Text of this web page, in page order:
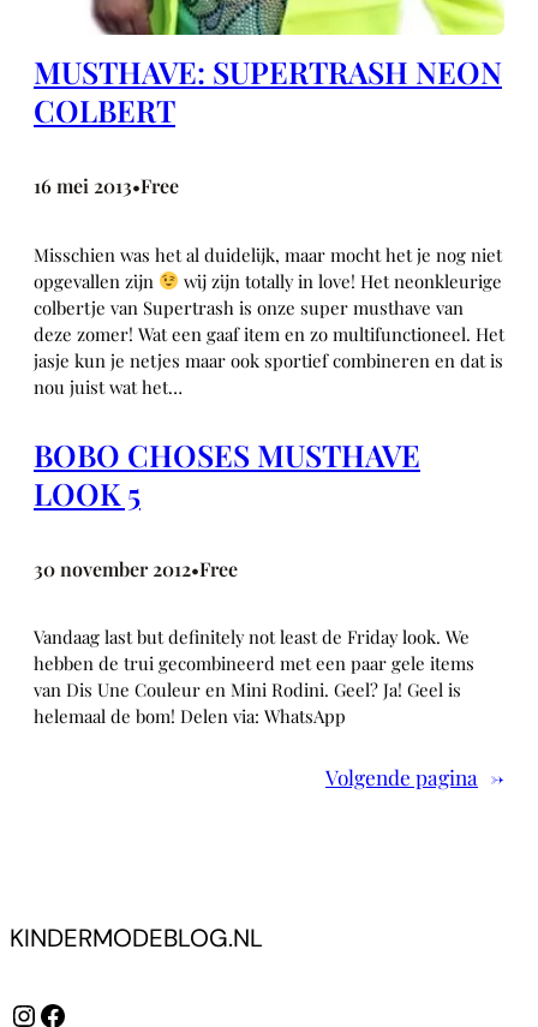
MUSTHAVE: SUPERTRASH NEON
COLBERT
16 mei 2013•Free
Misschien was het al duidelijk, maar mocht het je nog niet
opgevallen zijn
wij zijn totally in love! Het neonkleurige
colbertje van Supertrash is onze super musthave van
deze zomer! Wat een gaaf item en zo multifunctioneel. Het
jasje kun je netjes maar ook sportief combineren en dat is
nou juist wat het…
BOBO CHOSES MUSTHAVE
LOOK 5
30 november 2012•Free
Vandaag last but definitely not least de Friday look. We
hebben de trui gecombineerd met een paar gele items
van Dis Une Couleur en Mini Rodini. Geel? Ja! Geel is
helemaal de bom! Delen via: WhatsApp
Volgende pagina →
KINDERMODEBLOG.NL
InstagramFacebook